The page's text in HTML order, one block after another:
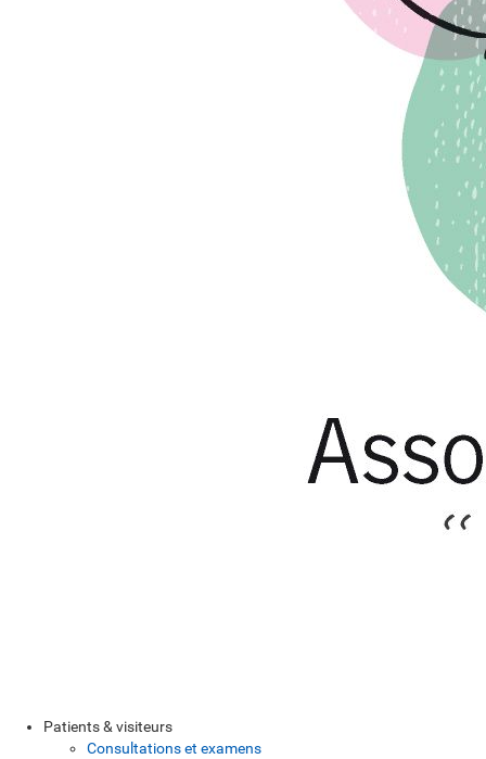
Patients & visiteurs
Consultations et examens